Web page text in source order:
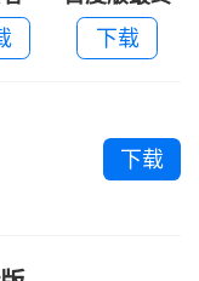
冒险
下载
下载